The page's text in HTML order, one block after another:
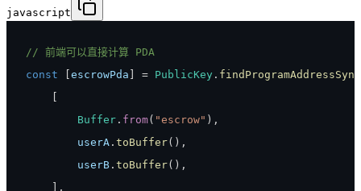
javascript
// 前端可以直接计算 PDA
const
escrowPda = PublicKey . findProgramAddressSync
Buffer . from( "escrow" ) ,
        userA
. toBuffer( ) ,
        userB
. toBuffer( ) ,
,